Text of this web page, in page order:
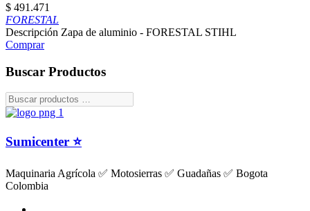
$ 491.471
FORESTAL
Descripción Zapa de aluminio - FORESTAL STIHL
Comprar
Buscar Productos
Sumicenter ⭐
Maquinaria Agrícola ✅ Motosierras ✅ Guadañas ✅ Bogota
Colombia